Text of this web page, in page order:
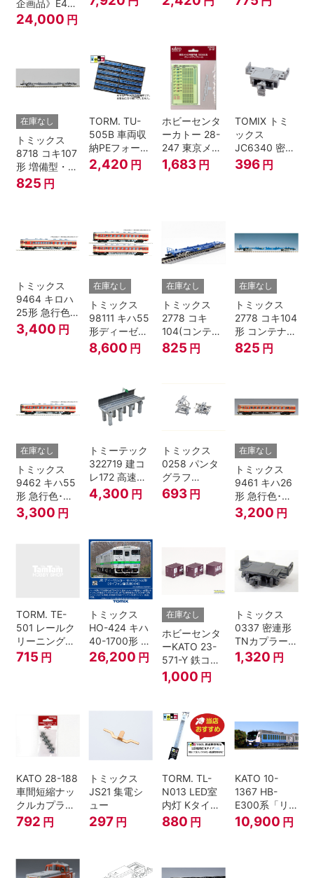
企画品》E4系
上越新幹線 新
塗装・ラスト
24,000 円
鉄道模型
トグレー) 2枚
在庫なし
トミックス
8718 コキ107
形 増備型・コ
ンテナなし Ｎ
ゲージ
825 円
TORM. TU-
505B 車両収
納PEフォーム
12両用 (ダー
クグレー) 2枚
2,420 円
ホビーセンタ
ーカトー 28-
247 東京メト
ロ半蔵門線
18000系グレ
1,683 円
TOMIX トミ
ックス
JC6340 密連
形TNカプラー
(SP・グレ
ジ
396 円
トミックス
9464 キロハ
25形 急行色･
一段窓 Nゲー
ジ
3,400 円
在庫なし
トミックス
98111 キハ55
形ディーゼル
カー 急行色･
一段窓 2両セ
8,600 円
在庫なし
トミックス
2778 コキ
104(コンテナ
無し) Nゲージ
825 円
在庫なし
トミックス
2778 コキ104
形 コンテナな
し
825 円
在庫なし
トミックス
9462 キハ55
形 急行色･一
段窓 Ｔ Nゲー
ジ
3,300 円
トミーテック
322719 建コ
レ172 高速道
路 Ｎゲージ
4,300 円
トミックス
0258 パンタ
グラフ
PT4811N 2個
693 円
在庫なし
トミックス
9461 キハ26
形 急行色･一
段窓 Ｔ Nゲー
ジ
3,200 円
TORM. TE-
501 レールク
リーニングリ
キッド 100ml
715 円
トミックス
HO-424 キハ
40-1700形 タ
イフォン撤去
車 M HOゲー
26,200 円
在庫なし
ホビーセンタ
ーKATO 23-
571-Y 鉄コン
2021コンテナ
3個セット N
1,000 円
トミックス
0337 密連形
TNカプラー
(6個入・SPタ
イプ)
1,320 円
KATO 28-188
車間短縮ナッ
クルカプラー
灰 (ボギー貨
792 円
トミックス
JS21 集電シ
ュー
297 円
TORM. TL-
N013 LED室
内灯 Kタイ
プ・白色 1本
鉄道模型
880 円
KATO 10-
1367 HB-
E300系「リ
ゾートしらか
み・青池編
10,900 円